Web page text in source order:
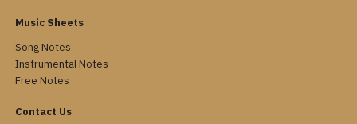
Music Sheets
Song Notes
Instrumental Notes
Free Notes
Contact Us